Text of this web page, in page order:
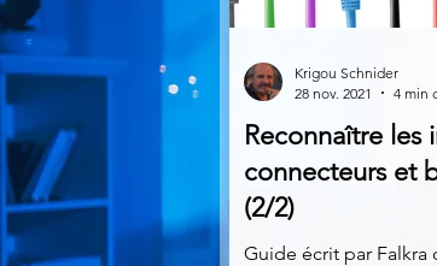
Multimedia
Photographie
Reconnaître les
connecteurs et
(2/2)
Guide écrit par
Krigou Schnider
28 nov. 2021
4 min